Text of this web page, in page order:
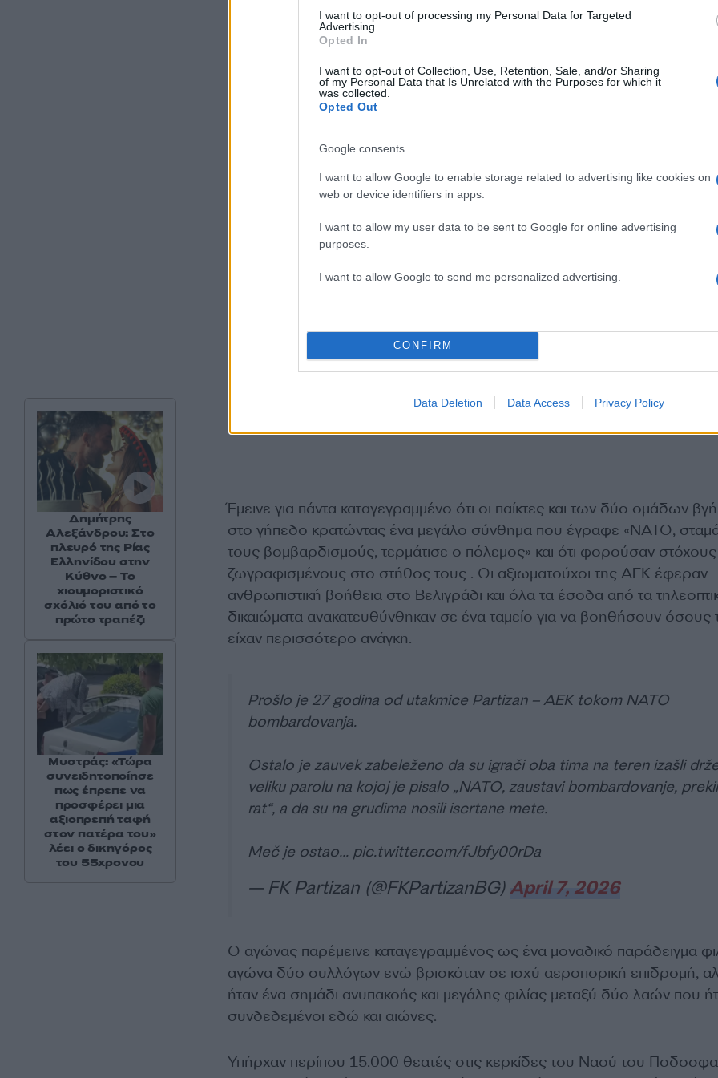
I want to opt-out of processing my Personal Data for Targeted
Advertising.
Opted In
I want to opt-out of Collection, Use, Retention, Sale, and/or Sharing
of my Personal Data that Is Unrelated with the Purposes for which it
was collected.
Opted Out
Google consents
I want to allow Google to enable storage related to advertising like cookies on
web or device identifiers in apps.
I want to allow my user data to be sent to Google for online advertising
purposes.
I want to allow Google to send me personalized advertising.
CONFIRM
Data Deletion Data Access Privacy Policy
Έμεινε για πάντα καταγεγραμμένο ότι οι παίκτες και των δύο ομάδων
στο γήπεδο κρατώντας ένα μεγάλο σύνθημα που έγραφε «ΝΑΤΟ,
τους βομβαρδισμούς, τερμάτισε ο πόλεμος» και ότι φορούσαν στόχους
ζωγραφισμένους στο στήθος τους . Οι αξιωματούχοι της ΑΕΚ έφεραν
ανθρωπιστική βοήθεια στο Βελιγράδι και όλα τα έσοδα από τα
δικαιώματα ανακατευθύνθηκαν σε ένα ταμείο για να βοηθήσουν όσους
είχαν περισσότερο ανάγκη.
Prošlo je 27 godina od utakmice Partizan – AEK tokom NATO
bombardovanja.
Ostalo je zauvek zabeleženo da su igrači oba tima na teren izašli
veliku parolu na kojoj je pisalo „NATO, zaustavi bombardovanje,
rat“, a da su na grudima nosili iscrtane mete.
Meč je ostao… pic.twitter.com/fJbfy00rDa
— FK Partizan (@FKPartizanBG)April 7, 2026
Ο αγώνας παρέμεινε καταγεγραμμένος ως ένα μοναδικό παράδειγμα
αγώνα δύο συλλόγων ενώ βρισκόταν σε ισχύ αεροπορική επιδρομή,
ήταν ένα σημάδι ανυπακοής και μεγάλης φιλίας μεταξύ δύο λαών που
συνδεδεμένοι εδώ και αιώνες.
Υπήρχαν περίπου 15.000 θεατές στις κερκίδες του Ναού του
Δημήτρης
Αλεξάνδρου: Στο
πλευρό της Ρίας
Ελληνίδου στην
Κύθνο – Το
χιουμοριστικό
σχόλιό του από το
πρώτο τραπέζι
Μυστράς: «Τώρα
συνειδητοποίησε
πως έπρεπε να
προσφέρει μια
αξιοπρεπή ταφή
στον πατέρα του»
λέει ο δικηγόρος
του 55χρονου